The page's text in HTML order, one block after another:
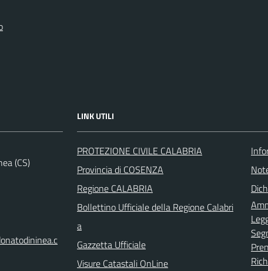
(CS)
LINK UTILI
PROTEZIONE CIVILE CALABRIA
Provincia di COSENZA
Regione CALABRIA
Bollettino Ufficiale della Regione Calabri
a
Gazzetta Ufficiale
Visure Catastali OnLine